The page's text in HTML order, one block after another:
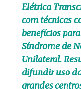
Elétrica
com técnicas
benefícios
Síndrome de
Unilateral.
difundir uso
grandes